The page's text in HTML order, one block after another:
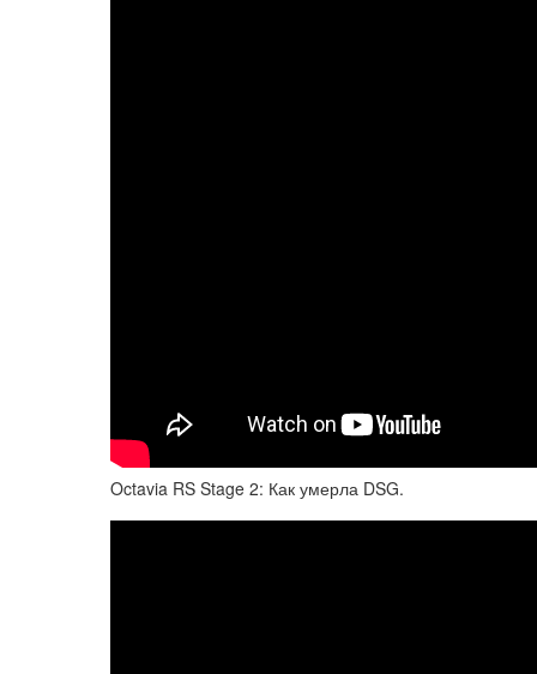
Octavia RS Stage 2: Как умерла DSG.